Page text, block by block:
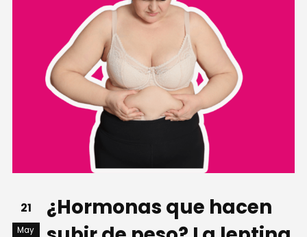
21
May
¿Hormonas que hacen